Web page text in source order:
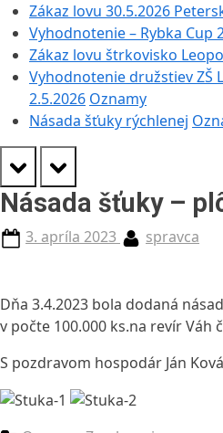
Zákaz lovu 30.5.2026
Vyhodnotenie – Rybka Cup
Zákaz lovu štrkovisko
Vyhodnotenie družstiev ZŠ
2.5.2026 Oznamy
Násada šťuky rýchlenej
prev next
Násada šťuky –
Posted
3. apríla 2023 By
spravca
Dňa 3.4.2023 bola dodaná
v počte 100.000 ks.na revír Váh
S pozdravom hospodár Ján